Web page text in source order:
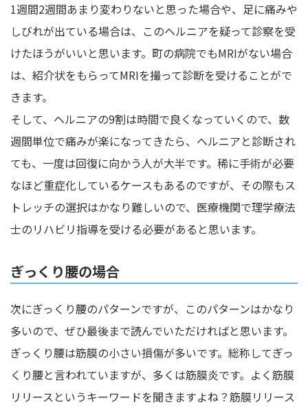
1週間2週間あまり変わりないと思った場合や、足に痛みや
しびれが出ている場合は、このヘルニアを疑って診察を受
けたほうがいいと思います。町の病院でもMRIがない場合
は、紹介状をもらってMRIを撮って診断を受けることがで
きます。
そして、ヘルニアの9割は時間で良くなっていくので、数
週間単位で痛みが楽になってきたら、ヘルニアと診断され
ても、一度は回復に向かう人が大半です。稀に手術が必要
なほど重症化しているケースもあるのですが、その際もス
トレッチの選択はかなり難しいので、医療機関で理学療法
士のリハビリ指導を受ける必要があると思います。
ぎっくり腰の場合
次にぎっくり腰のパターンですが、このパターンはかなり
多いので、ぜひ最後まで読んでいただければと思います。
ぎっくり腰は筋膜の小さい損傷が多いです。総称してぎっ
くり腰と言われていますが、多くは筋膜炎です。よく筋膜
リリースというキーワードを聞きますよね？筋膜リリース